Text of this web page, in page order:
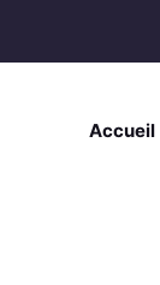
Accueil